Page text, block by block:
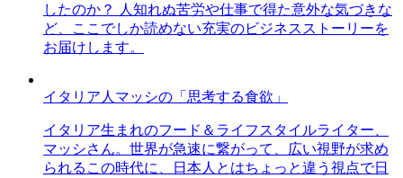
したのか？ 人知れぬ苦労や仕事で得た意外な気づきな
ど、ここでしか読めない充実のビジネスストーリーを
お届けします。
イタリア人マッシの「思考する食欲」
イタリア生まれのフード＆ライフスタイルライター、
マッシさん。世界が急速に繋がって、広い視野が求め
られるこの時代に、日本人とはちょっと違う視点で日